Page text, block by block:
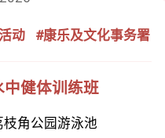
动 #康乐及文化事务署
中健体训练班
枝角公园游泳池